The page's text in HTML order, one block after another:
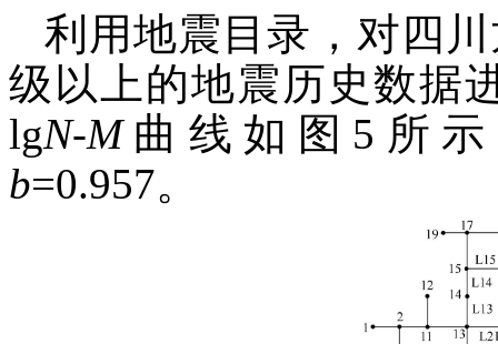
利用地震目录，对四
级以上的地震历史数据
lgN-M曲线如图5所
b=0.957。